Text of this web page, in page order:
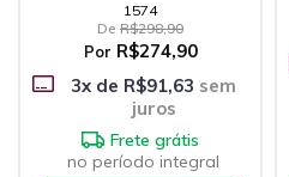
1574
De R$298,90
Por R$274,90
3x de R$91,63 sem
juros
Frete grátis
no período integral